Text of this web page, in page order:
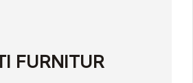
FURNITUR